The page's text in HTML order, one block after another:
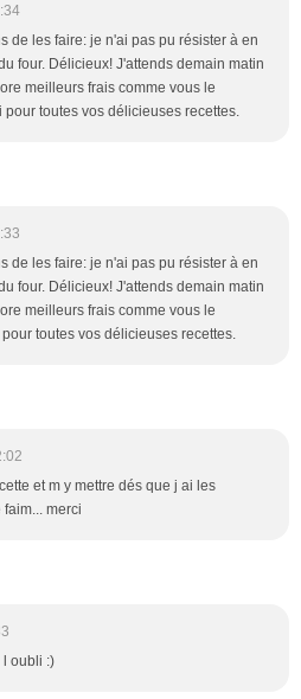
de les faire: je n'ai pas pu résister à en
four. Délicieux! J'attends demain matin
meilleurs frais comme vous le
toutes vos délicieuses recettes.
de les faire: je n'ai pas pu résister à en
four. Délicieux! J'attends demain matin
meilleurs frais comme vous le
toutes vos délicieuses recettes.
et m y mettre dés que j ai les
merci
l oubli :)